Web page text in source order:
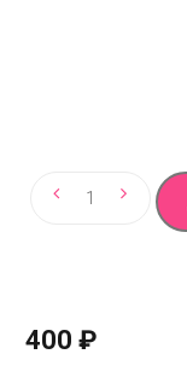
Количество
400 ₽